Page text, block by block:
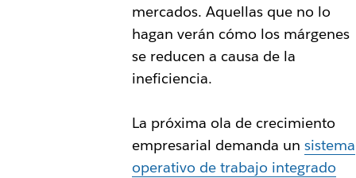
mercados. Aquellas que no lo
hagan verán cómo los márgenes
se reducen a causa de la
ineficiencia.
La próxima ola de crecimiento
empresarial demanda un sistema
operativo de trabajo integrado